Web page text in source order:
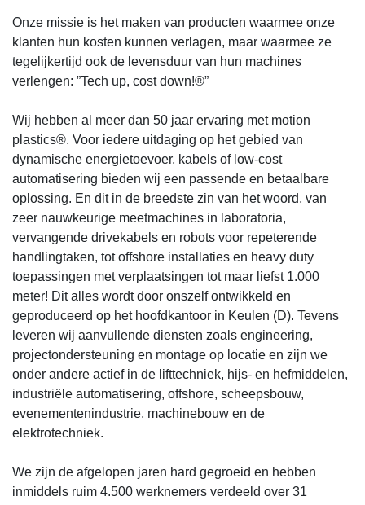
Onze missie is het maken van producten waarmee onze
klanten hun kosten kunnen verlagen, maar waarmee ze
tegelijkertijd ook de levensduur van hun machines
verlengen: ”Tech up, cost down!®”
Wij hebben al meer dan 50 jaar ervaring met motion
plastics®. Voor iedere uitdaging op het gebied van
dynamische energietoevoer, kabels of low-cost
automatisering bieden wij een passende en betaalbare
oplossing. En dit in de breedste zin van het woord, van
zeer nauwkeurige meetmachines in laboratoria,
vervangende drivekabels en robots voor repeterende
handlingtaken, tot offshore installaties en heavy duty
toepassingen met verplaatsingen tot maar liefst 1.000
meter! Dit alles wordt door onszelf ontwikkeld en
geproduceerd op het hoofdkantoor in Keulen (D). Tevens
leveren wij aanvullende diensten zoals engineering,
projectondersteuning en montage op locatie en zijn we
onder andere actief in de lifttechniek, hijs- en hefmiddelen,
industriële automatisering, offshore, scheepsbouw,
evenementenindustrie, machinebouw en de
elektrotechniek.
We zijn de afgelopen jaren hard gegroeid en hebben
inmiddels ruim 4.500 werknemers verdeeld over 31